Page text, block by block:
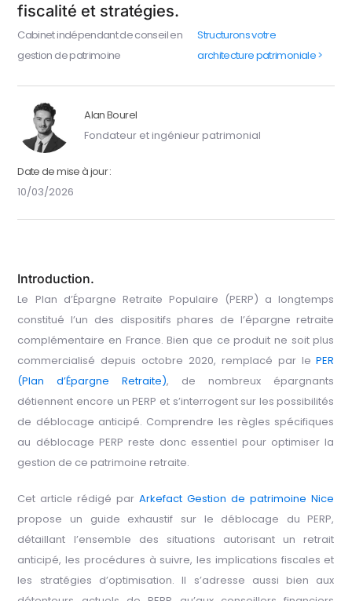
fiscalité et stratégies.
Cabinet indépendant de conseil en
gestion de patrimoine
Structurons votre
architecture patrimoniale >
Alan Bourel
Fondateur et ingénieur patrimonial
Date de mise à jour :
10/03/2026
Introduction.
Le Plan d’Épargne Retraite Populaire (PERP) a longtemps
constitué l’un des dispositifs phares de l’épargne retraite
complémentaire en France. Bien que ce produit ne soit plus
commercialisé depuis octobre 2020, remplacé par lePER
(Plan d’Épargne Retraite), de nombreux épargnants
détiennent encore un PERP et s’interrogent sur les possibilités
de déblocage anticipé. Comprendre les règles spécifiques
au déblocage PERP reste donc essentiel pour optimiser la
gestion de ce patrimoine retraite.
Cet article rédigé parArkefact Gestion de patrimoine Nice
propose un guide exhaustif sur le déblocage du PERP,
détaillant l’ensemble des situations autorisant un retrait
anticipé, les procédures à suivre, les implications fiscales et
les stratégies d’optimisation. Il s’adresse aussi bien aux